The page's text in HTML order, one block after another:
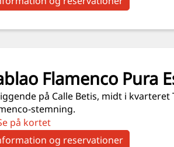
Flamenco Pura
på Calle Betis, midt i
stemning.
på kortet
og reservationer